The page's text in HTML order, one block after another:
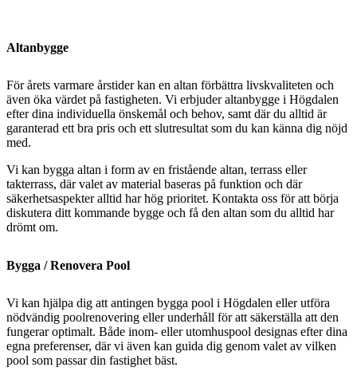
Altanbygge
För årets varmare årstider kan en altan förbättra livskvaliteten och
även öka värdet på fastigheten. Vi erbjuder altanbygge i Högdalen
efter dina individuella önskemål och behov, samt där du alltid är
garanterad ett bra pris och ett slutresultat som du kan känna dig nöjd
med.
Vi kan bygga altan i form av en fristående altan, terrass eller
takterrass, där valet av material baseras på funktion och där
säkerhetsaspekter alltid har hög prioritet. Kontakta oss för att börja
diskutera ditt kommande bygge och få den altan som du alltid har
drömt om.
Bygga / Renovera Pool
Vi kan hjälpa dig att antingen bygga pool i Högdalen eller utföra
nödvändig poolrenovering eller underhåll för att säkerställa att den
fungerar optimalt. Både inom- eller utomhuspool designas efter dina
egna preferenser, där vi även kan guida dig genom valet av vilken
pool som passar din fastighet bäst.